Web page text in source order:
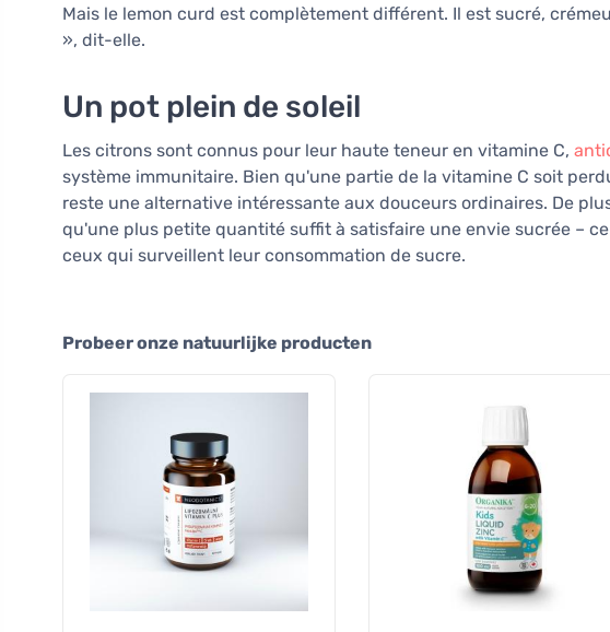
Mais le lemon curd est complètement différent. Il est sucré,
», dit-elle.
Un pot plein de soleil
Les citrons sont connus pour leur haute teneur en vitamine C,
système immunitaire. Bien qu'une partie de la vitamine C soit
reste une alternative intéressante aux douceurs ordinaires. De
qu'une plus petite quantité suffit à satisfaire une envie sucrée –
ceux qui surveillent leur consommation de sucre.
Probeer onze natuurlijke producten